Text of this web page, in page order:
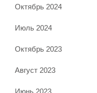
Октябрь 2024
Июль 2024
Октябрь 2023
Август 2023
Июнь 2023